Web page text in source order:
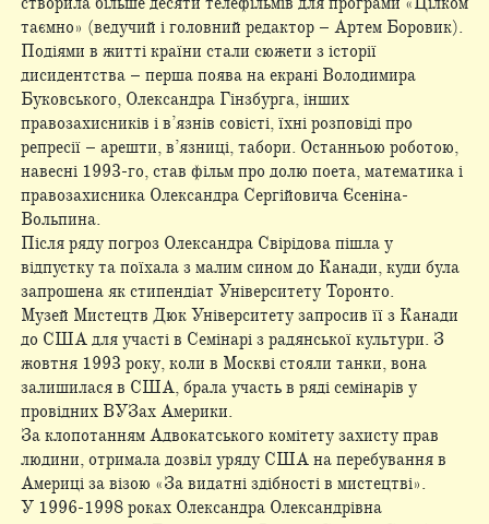
таємно» (ведучий і головний редактор – Артем Боровик).
Подіями в житті країни стали сюжети з історії
дисидентства – перша поява на екрані Володимира
Буковського, Олександра Гінзбурга, інших
правозахисників і в’язнів совісті, їхні розповіді про
репресії – арешти, в’язниці, табори. Останньою роботою,
навесні 1993-го, став фільм про долю поета, математика і
правозахисника Олександра Сергійовича Єсеніна-
Вольпина.
Після ряду погроз Олександра Свірідова пішла у
відпустку та поїхала з малим сином до Канади, куди була
запрошена як стипендіат Університету Торонто.
Музей Мистецтв Дюк Університету запросив її з Канади
до США для участі в Семінарі з радянської культури. З
жовтня 1993 року, коли в Москві стояли танки, вона
залишилася в США, брала участь в ряді семінарів у
провідних ВУЗах Америки.
За клопотанням Адвокатського комітету захисту прав
людини, отримала дозвіл уряду США на перебування в
Америці за візою «За видатні здібності в мистецтві».
У 1996-1998 роках Олександра Олександрівна